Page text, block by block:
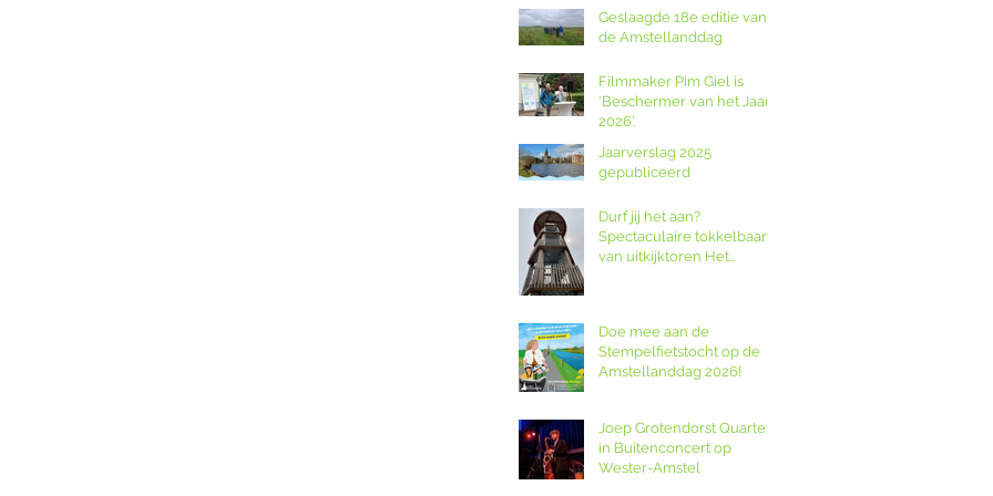
Geslaagde 18e editie van
de Amstellanddag
Filmmaker Pim Giel is
‘Beschermer van het Jaar
2026’.
Jaarverslag 2025
gepubliceerd
Durf jij het aan?
Spectaculaire tokkelbaan
van uitkijktoren Het
Doe mee aan de
Stempelfietstocht op de
Amstellanddag 2026!
Joep Grotendorst Quartet
in Buitenconcert op
Wester-Amstel